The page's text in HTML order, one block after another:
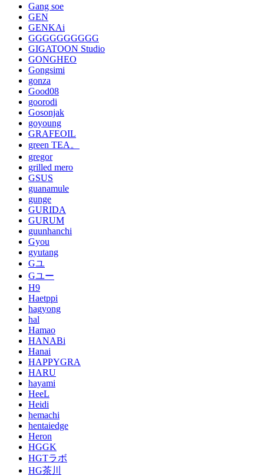
Gang soe
GEN
GENKAi
GGGGGGGGGG
GIGATOON Studio
GONGHEO
Gongsimi
gonza
Good08
goorodi
Gosonjak
goyoung
GRAFEOIL
green TEA。
gregor
grilled mero
GSUS
guanamule
gunge
GURIDA
GURUM
guunhanchi
Gyou
gyutang
Gユ
Gユー
H9
Haetppi
hagyong
hal
Hamao
HANABi
Hanai
HAPPYGRA
HARU
hayami
HeeL
Heidi
hemachi
hentaiedge
Heron
HGGK
HGTラボ
HG茶川